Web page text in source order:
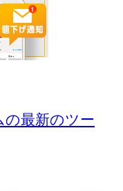
の最新のツー